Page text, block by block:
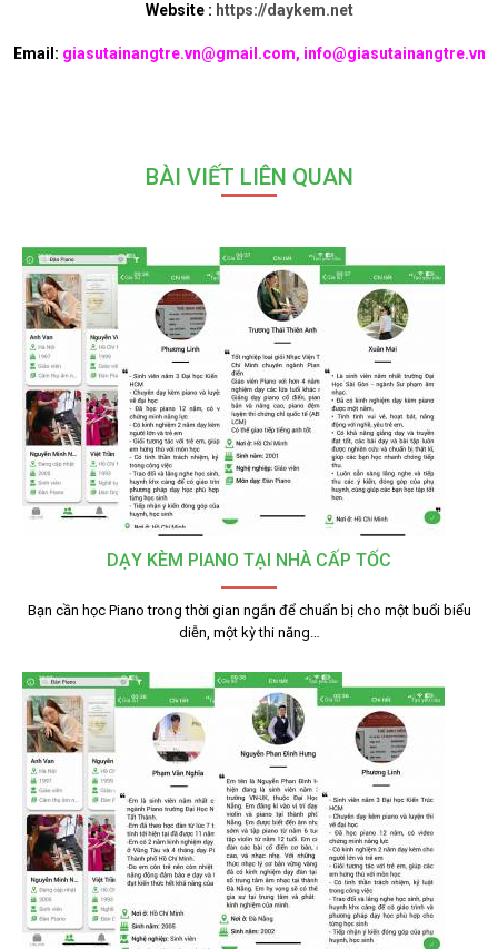
Website : https://daykem.net
Email: giasutainangtre.vn@gmail.com, info@giasutainangtre.vn
BÀI VIẾT LIÊN QUAN
DẠY KÈM PIANO TẠI NHÀ CẤP TỐC
Bạn cần học Piano trong thời gian ngắn để chuẩn bị cho một buổi biểu
diễn, một kỳ thi năng…